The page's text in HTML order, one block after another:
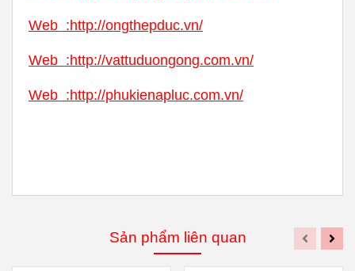
Web :http://ongthepduc.vn/
Web :http://vattuduongong.com.vn/
Web :http://phukienapluc.com.vn/
Sản phẩm liên quan